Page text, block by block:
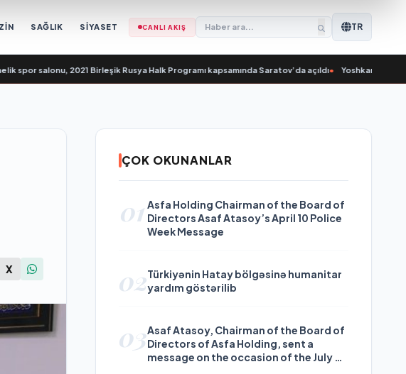
SAĞLIK SİYASET CANLI AKIŞ TR
salonu, 2021 Birleşik Rusya Halk Programı kapsamında Saratov’da açıldı• Yoshkar-Ola’da
X
ÇOK OKUNANLAR
01 Asfa Holding Chairman of the Board of
Directors Asaf Atasoy’s April 10 Police
Week Message
02Türkiyənin Hatay bölgəsinə humanitar
yardım göstərilib
03Asaf Atasoy, Chairman of the Board of
Directors of Asfa Holding, sent a
message on the occasion of the July 24